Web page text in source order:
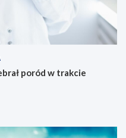
poród w trakcie